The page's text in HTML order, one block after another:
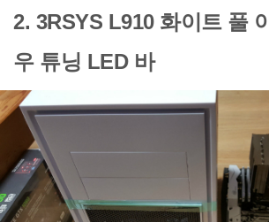
2. 3RSYS L910 화이트 풀
우 튜닝 LED 바